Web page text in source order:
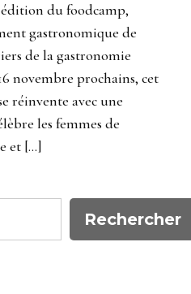
du foodcamp,
gastronomique de
de la gastronomie
novembre prochains, cet
réinvente avec une
les femmes de
et […]
Rechercher